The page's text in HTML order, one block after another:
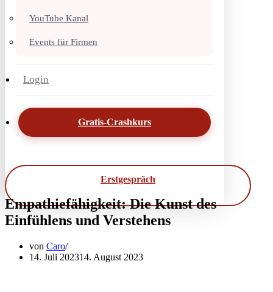
YouTube Kanal
Events für Firmen
Login
Gratis-Crashkurs
Erstgespräch
Empathiefähigkeit: Die Kunst des
Einfühlens und Verstehens
von Caro
14. Juli 202314. August 2023